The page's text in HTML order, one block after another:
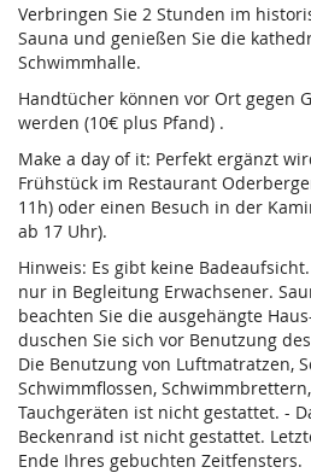
Verbringen Sie 2 Stunden im
Sauna und genießen Sie die
Schwimmhalle.
Handtücher können vor Ort gegen
werden (10€ plus Pfand) .
Make a day of it: Perfekt ergänzt
Frühstück im Restaurant
11h) oder einen Besuch in der
ab 17 Uhr).
Hinweis: Es gibt keine
nur in Begleitung Erwachsener.
beachten Sie die ausgehängte
duschen Sie sich vor Benutzung
Die Benutzung von Luftmatratzen,
Schwimmflossen,
Tauchgeräten ist nicht gestattet. -
Beckenrand ist nicht gestattet.
Ende Ihres gebuchten Zeitfensters.